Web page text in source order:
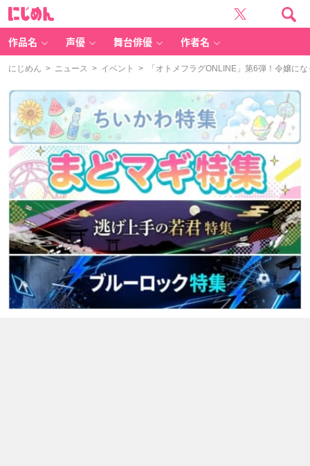
作品名 声優 舞台俳優 作者名
にじめん > ニュース > イベント > 「オトメフラグONLINE」第6弾！令嬢に